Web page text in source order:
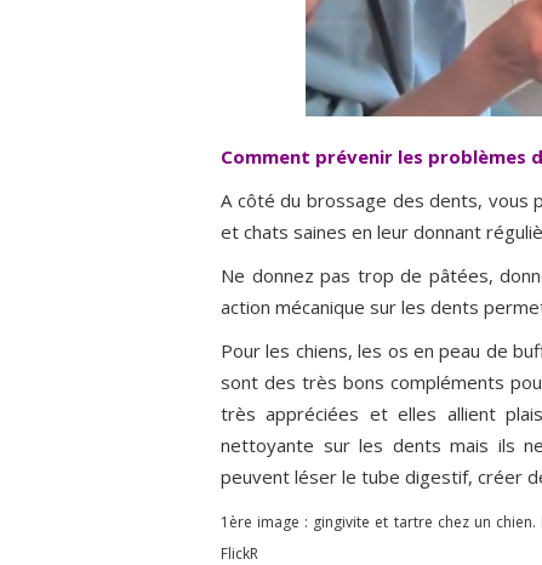
Comment prévenir les problèmes
A côté du brossage des dents, vous
et chats saines en leur donnant
Ne donnez pas trop de pâtées,
action mécanique sur les dents
Pour les chiens, les os en peau de
sont des très bons compléments
très appréciées et elles allient
nettoyante sur les dents mais ils
peuvent léser le tube digestif, créer
1ère image : gingivite et tartre chez un chien.
FlickR